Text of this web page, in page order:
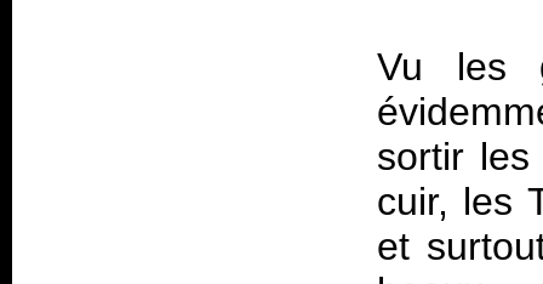
Vu les
sortir les
cuir, les
et